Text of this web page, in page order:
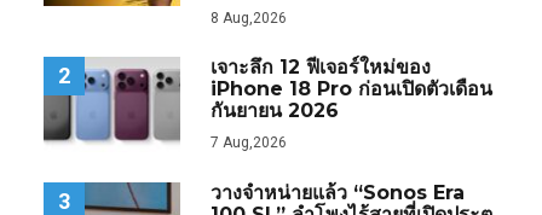
8 Aug,2026
2
เจาะลึก 12 ฟีเจอร์ใหม่ของ
iPhone 18 Pro ก่อนเปิดตัวเดือน
กันยายน 2026
7 Aug,2026
3
วางจำหน่ายแล้ว “Sonos Era